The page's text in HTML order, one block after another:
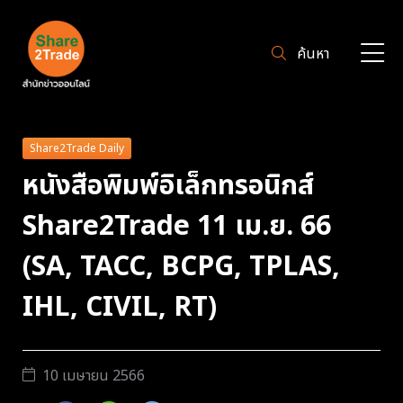
ค้นหา
Share2Trade Daily
หนังสือพิมพ์อิเล็กทรอนิกส์
Share2Trade 11 เม.ย. 66
(SA, TACC, BCPG, TPLAS,
IHL, CIVIL, RT)
10 เมษายน 2566